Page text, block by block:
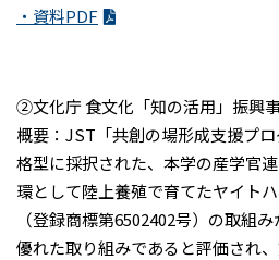
・資料PDF
②文化庁 食文化「知の活用」振興
概要：JST「共創の場形成支援プ
格型に採択された、本学の産学官
環として陸上養殖で育てたヤイト
（登録商標第6502402号）の取組
優れた取り組みであると評価され